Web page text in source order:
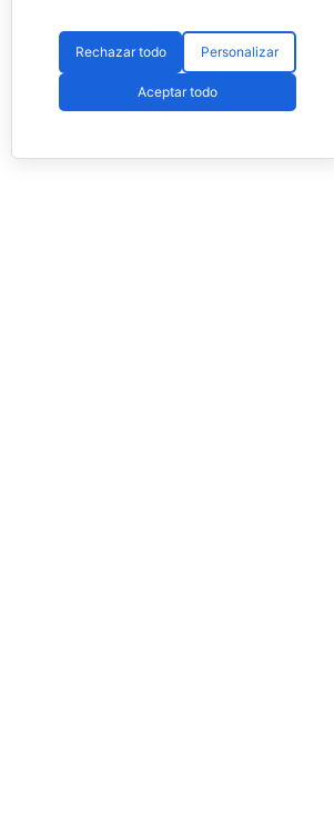
categoría benjamín de los
Andalucía permanece abierto
agosto
a través de la web oficial
Federación.
Rechazar todo Personalizar
Aceptar todo